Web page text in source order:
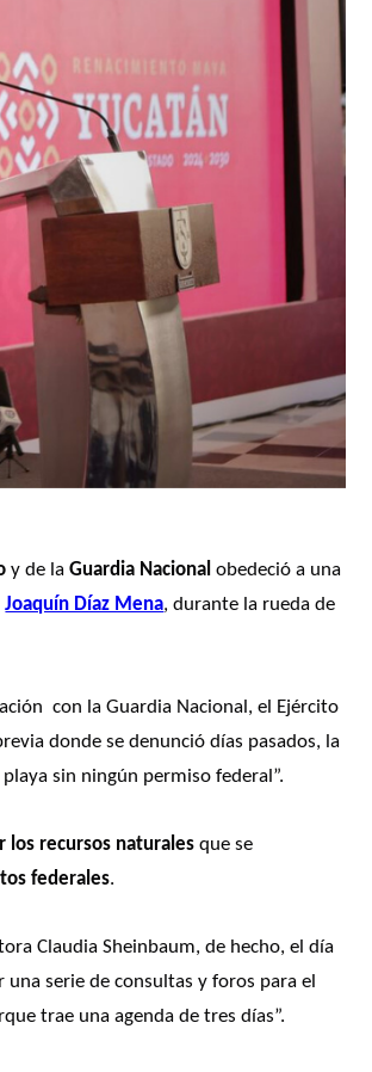
y de la Guardia Nacional obedeció a una
Joaquín Díaz Mena, durante la rueda de
con la Guardia Nacional, el Ejército
donde se denunció días pasados, la
sin ningún permiso federal”.
los recursos naturales que se
federales.
Claudia Sheinbaum, de hecho, el día
serie de consultas y foros para el
trae una agenda de tres días”.